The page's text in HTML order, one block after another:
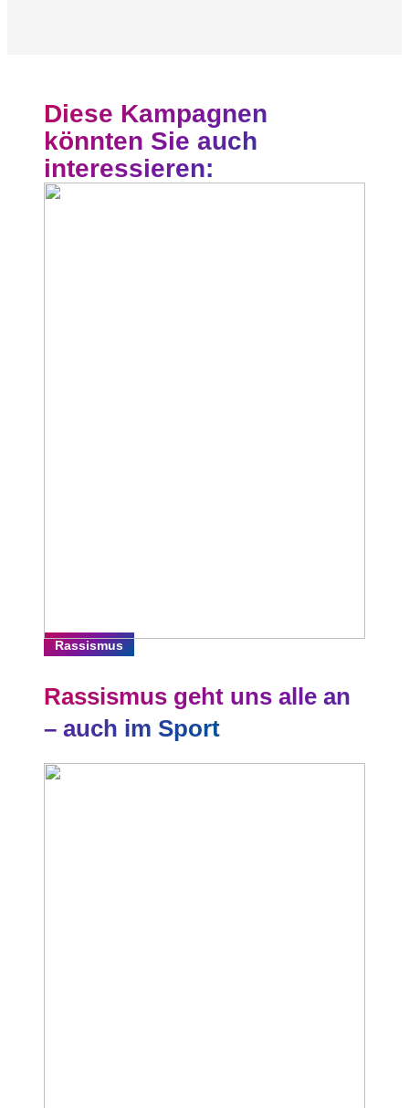
Diese Kampagnen
könnten Sie auch
interessieren:
Rassismus
Rassismus geht uns alle an
– auch im Sport